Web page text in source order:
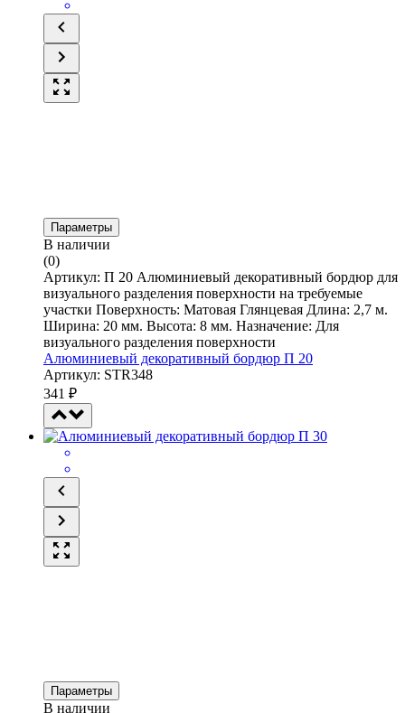
Параметры
В наличии
(0)
Артикул: П 20 Алюминиевый декоративный бордюр для
визуального разделения поверхности на требуемые
участки Поверхность: Матовая Глянцевая Длина: 2,7 м.
Ширина: 20 мм. Высота: 8 мм. Назначение: Для
визуального разделения поверхности
Алюминиевый декоративный бордюр П 20
Артикул: STR348
341 ₽
Параметры
В наличии